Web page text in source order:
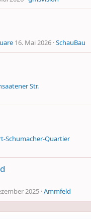
16. Mai 2026 SchauBau
Str.
Schumacher-Quartier
2025 Ammfeld